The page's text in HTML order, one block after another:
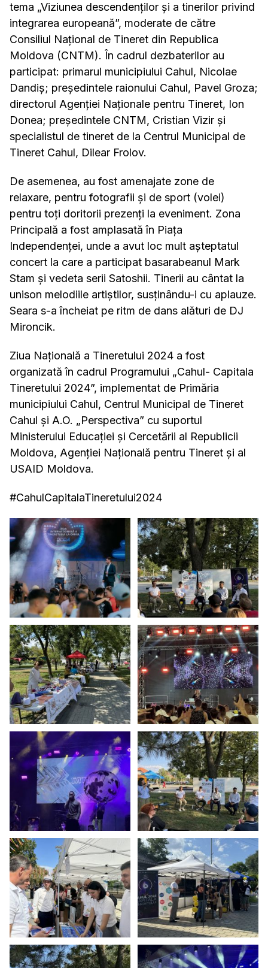
tema „Viziunea descendenților și a tinerilor privind
integrarea europeană”, moderate de către
Consiliul Național de Tineret din Republica
Moldova (CNTM). În cadrul dezbaterilor au
participat: primarul municipiului Cahul, Nicolae
Dandiș; președintele raionului Cahul, Pavel Groza;
directorul Agenției Naționale pentru Tineret, Ion
Donea; președintele CNTM, Cristian Vizir și
specialistul de tineret de la Centrul Municipal de
Tineret Cahul, Dilear Frolov.
De asemenea, au fost amenajate zone de
relaxare, pentru fotografii și de sport (volei)
pentru toți doritorii prezenți la eveniment. Zona
Principală a fost amplasată în Piața
Independenței, unde a avut loc mult așteptatul
concert la care a participat basarabeanul Mark
Stam și vedeta serii Satoshii. Tinerii au cântat la
unison melodiile artiștilor, susținându-i cu aplauze.
Seara s-a încheiat pe ritm de dans alături de DJ
Mironcik.
Ziua Națională a Tineretului 2024 a fost
organizată în cadrul Programului „Cahul- Capitala
Tineretului 2024”, implementat de Primăria
municipiului Cahul, Centrul Municipal de Tineret
Cahul și A.O. „Perspectiva” cu suportul
Ministerului Educației și Cercetării al Republicii
Moldova, Agenției Națională pentru Tineret și al
USAID Moldova.
#CahulCapitalaTineretului2024